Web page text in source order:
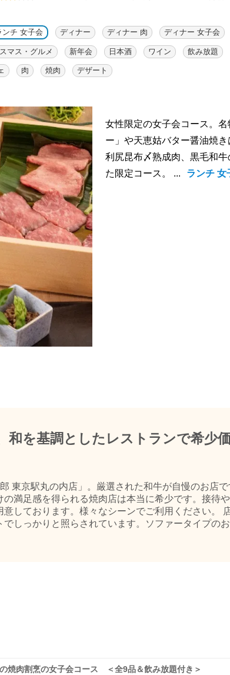
ンチ 女子会 ディナー ディナー 肉 ディナー 女子会
マス・グルメ 新年会 日本酒 ワイン 飲み放題
肉 焼肉 デザート
女性限定の女子会コース。
ー」や天恵姑バター醤油焼
利尻昆布〆熟成肉、黒毛和
た限定コース。 ...
ランチ 女
和を基調としたレストランで希少
東京駅丸の内店」。厳選された和牛が自慢のお店
満足感を得られる焼肉店は本当に希少です。接待
しております。様々なシーンでご利用ください。
しっかりと照らされています。ソファータイプの
焼肉割烹の女子会コース ＜全9品＆飲み放題付き＞